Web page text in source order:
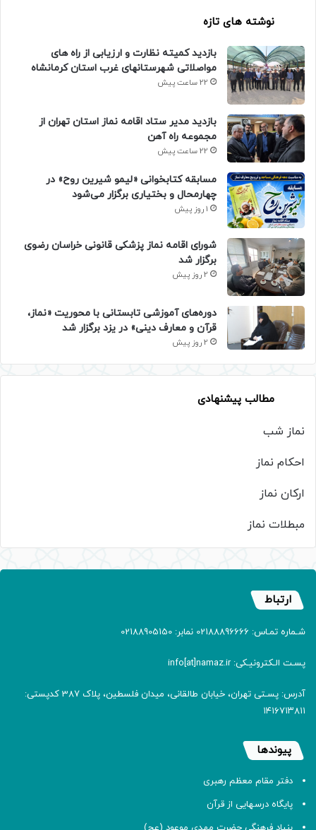
نوشته های تازه
بازدید کمیته نظارت و ارزیابی از راه های
مواصلاتی شهرستانهای غرب استان کرمانشاه
22 ساعت پیش
بازدید مدیر ستاد اقامه نماز استان تهران از
مجموعه راه آهن
22 ساعت پیش
مسابقه کتابخوانی «لیمو شیرین روح» در
چهارمحال و بختیاری برگزار می‌شود
1 روز پیش
شورای اقامه نماز پزشکی قانونی خراسان رضوی
برگزار شد
2 روز پیش
دوره‌های آموزشی تابستانی با محوریت «نماز،
قرآن و معارف دینی» در یزد برگزار شد
2 روز پیش
مطالب پیشنهادی
نماز شب
احکام نماز
ارکان نماز
مبطلات نماز
ارتباط
شـماره تمـاس: 02188896666 نمابر: 02188905150
پسـت الـکترونیـکی: info[at]namaz.ir
آدرس: پسـتی تهران، خیابان طالقانی، میدان فلسطین، پلاک 387 کدپستی:
۱۴۱۶۷۱۳۸۱۱
پیوندها
دفتر مقام معظم رهبری
پایگاه درسهایی از قرآن